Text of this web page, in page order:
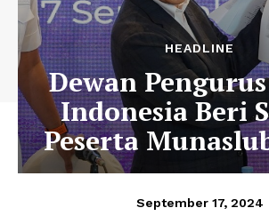
HEADLINE
Dewan
Indonesia Beri
Peserta
September 17, 2024